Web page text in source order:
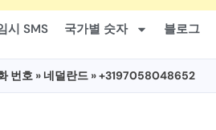
시 SMS 국가별 숫자 블로그
번호 » 네덜란드 » +3197058048652